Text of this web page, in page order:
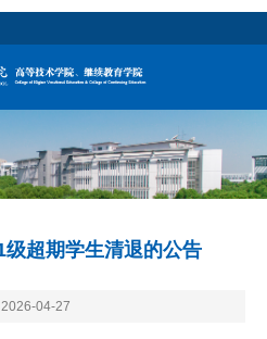
级超期学生清退的公告
04-27